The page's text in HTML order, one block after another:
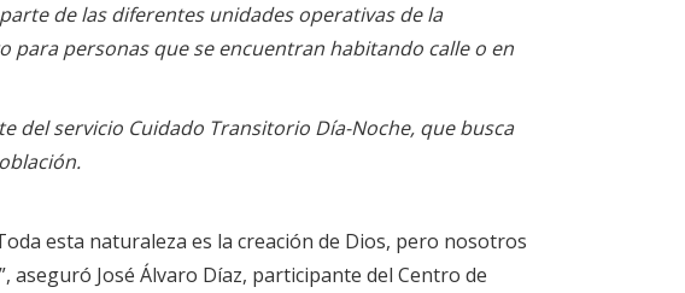
de las diferentes unidades operativas de la
para personas que se encuentran habitando calle o en
del servicio Cuidado Transitorio Día-Noche, que busca
esta naturaleza es la creación de Dios, pero nosotros
José Álvaro Díaz, participante del Centro de